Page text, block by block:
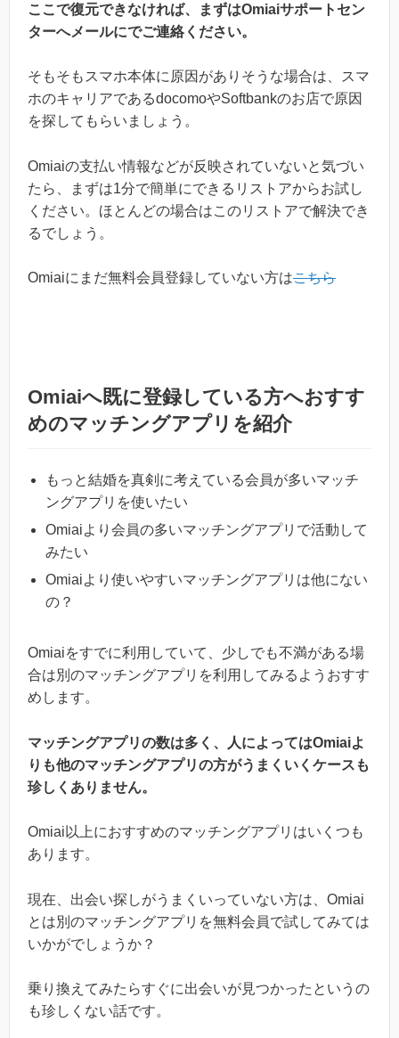
ここで復元できなければ、まずはOmiaiサポートセン
ターへメールにでご連絡ください。
そもそもスマホ本体に原因がありそうな場合は、スマ
ホのキャリアであるdocomoやSoftbankのお店で原因
を探してもらいましょう。
Omiaiの支払い情報などが反映されていないと気づい
たら、まずは1分で簡単にできるリストアからお試し
ください。ほとんどの場合はこのリストアで解決でき
るでしょう。
Omiaiにまだ無料会員登録していない方はこちら
Omiaiへ既に登録している方へおすす
めのマッチングアプリを紹介
もっと結婚を真剣に考えている会員が多いマッチ
ングアプリを使いたい
Omiaiより会員の多いマッチングアプリで活動して
みたい
Omiaiより使いやすいマッチングアプリは他にない
の？
Omiaiをすでに利用していて、少しでも不満がある場
合は別のマッチングアプリを利用してみるようおすす
めします。
マッチングアプリの数は多く、人によってはOmiaiよ
りも他のマッチングアプリの方がうまくいくケースも
珍しくありません。
Omiai以上におすすめのマッチングアプリはいくつも
あります。
現在、出会い探しがうまくいっていない方は、Omiai
とは別のマッチングアプリを無料会員で試してみては
いかがでしょうか？
乗り換えてみたらすぐに出会いが見つかったというの
も珍しくない話です。